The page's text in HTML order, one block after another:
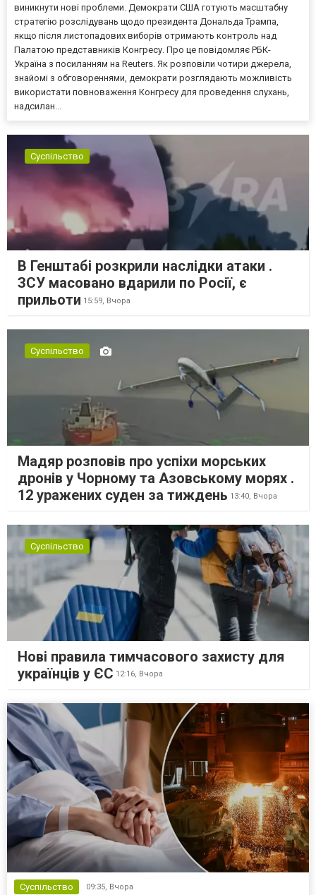
виникнути нові проблеми. Демократи США готують масштабну
стратегію розслідувань щодо президента Дональда Трампа,
якщо після листопадових виборів отримають контроль над
Палатою представників Конгресу. Про це повідомляє РБК-
Україна з посиланням на Reuters. Як розповіли чотири джерела,
знайомі з обговореннями, демократи розглядають можливість
використати повноваження Конгресу для проведення слухань,
надсилан...
Суспільство
В Генштабі розкрили наслідки атаки .
ЗСУ масовано вдарили по Росії, є
прильоти 15:59, Вчора
Суспільство
Мадяр розповів про успіхи морських
дронів у Чорному та Азовському морях .
12 уражених суден за тиждень 13:40, Вчора
Суспільство
Нові правила тимчасового захисту для
українців у ЄС 12:16, Вчора
Суспільство 09:35, Вчора